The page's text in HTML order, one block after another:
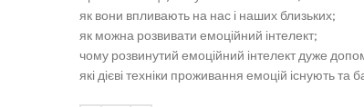
як вони впливають на нас і наших близьких;
як можна розвивати емоційний інтелект;
чому розвинутий емоційний інтелект дуже
які дієві техніки проживання емоцій існують та